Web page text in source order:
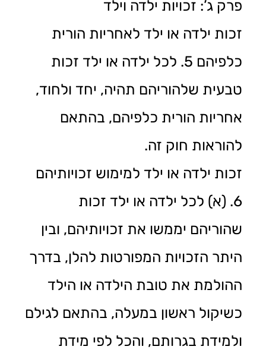
פרק ג’: זכויות ילדה וילד
זכות ילדה או ילד לאחריות הורית
כלפיהם 5. לכל ילדה או ילד זכות
טבעית שלהוריהם תהיה, יחד ולחוד,
אחריות הורית כלפיהם, בהתאם
להוראות חוק זה.
זכות ילדה או ילד למימוש זכויותיהם
6. (א) לכל ילדה או ילד זכות
שהוריהם יממשו את זכויותיהם, ובין
היתר הזכויות המפורטות להלן, בדרך
ההולמת את טובת הילדה או הילד
כשיקול ראשון במעלה, בהתאם לגילם
ולמידת בגרותם, והכל לפי מידת